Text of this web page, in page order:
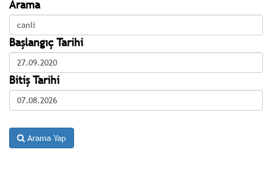
Arama
Başlangıç Tarihi
Bitiş Tarihi
Arama Yap